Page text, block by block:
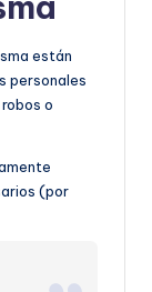
están
personales
o
(por